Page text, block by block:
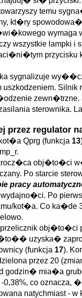
temu
kt�ry
wszystkie
przycisku
sygnalizuje
sterownika.
przez regulator
Qprg (funkcja 13
Po starcie
pracy
Po
kot�a. Co
przelicznik
uzyska�
(funkcja 17).
przez 20
godzin� mia�a
0,38%, co
natychmiast -